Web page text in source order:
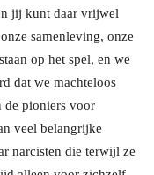
jij kunt daar vrijwel
samenleving, onze
op het spel, en we
dat we machteloos
de pioniers voor
veel belangrijke
narcisten die terwijl ze